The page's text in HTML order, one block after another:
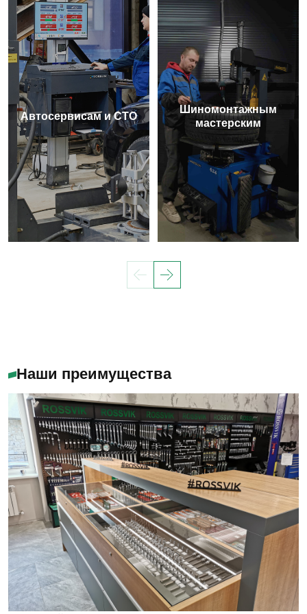
Автосервисам и СТО
Шиномонтажным
мастерским
Наши преимущества